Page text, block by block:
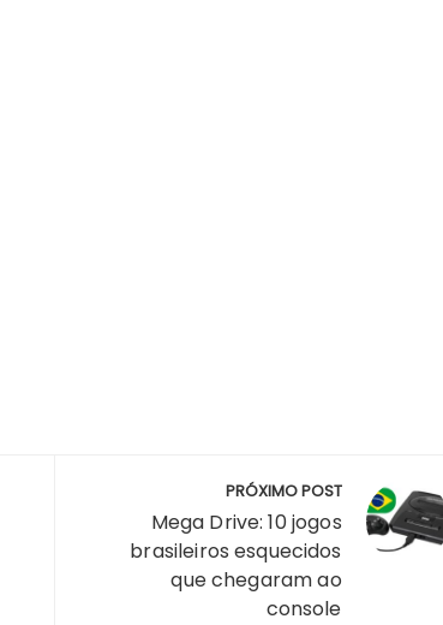
PRÓXIMO POST
Mega Drive: 10 jogos
brasileiros esquecidos
que chegaram ao
console